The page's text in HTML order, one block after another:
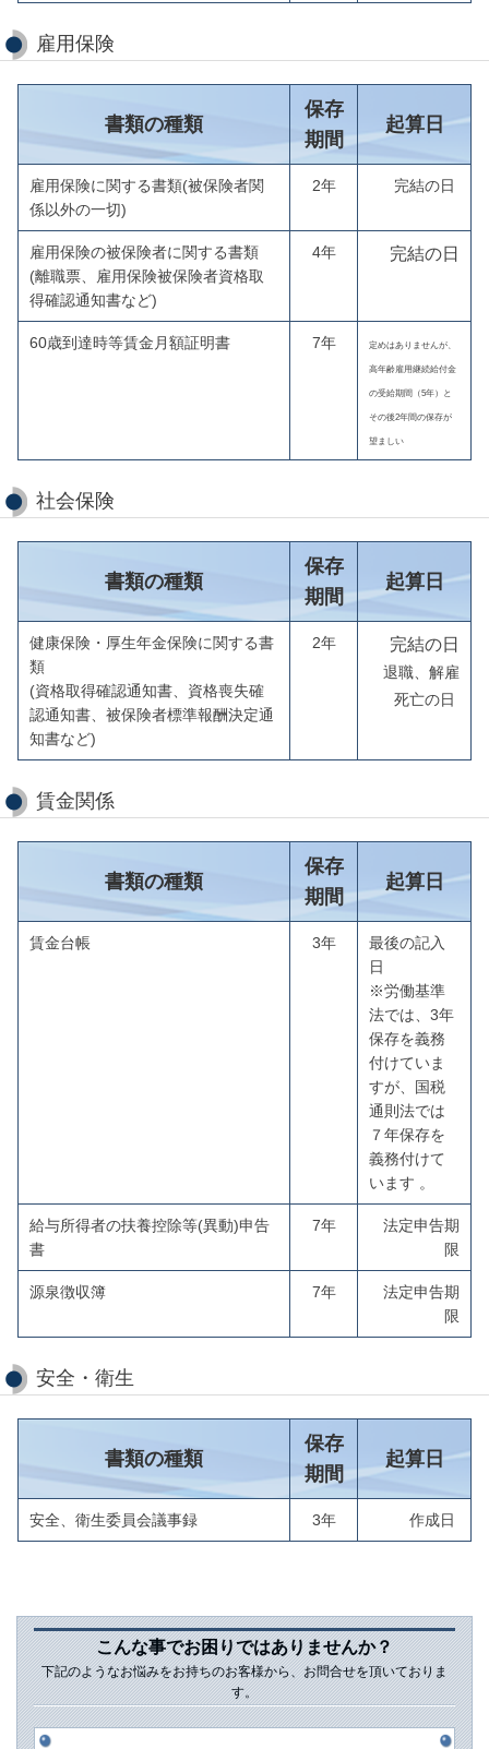
雇用保険
書類の種類
保存
期間
起算日
雇用保険に関する書類(被保険者関
係以外の一切)
2年 完結の日
雇用保険の被保険者に関する書類
(離職票、雇用保険被保険者資格取
得確認通知書など)
4年 完結の日
60歳到達時等賃金月額証明書 7年 定めはありませんが、
高年齢 雇用継続給付金
の受給期間（5年）と
その後2年間の保存が
望ましい
社会保険
書類の種類
保存
期間
起算日
健康保険・厚生年金保険に関する書
類
(資格取得確認通知書、資格喪失確
認通知書、被保険者標準報酬決定通
知書など)
2年 完結の日
退職、解雇
死亡の日
賃金関係
書類の種類
保存
期間
起算日
賃金台帳 3年
最後の記入
日
※労働基準
法では、3年
保存を義務
付けていま
すが、国税
通則法では
７年保存を
義務付けて
います 。
給与所得者の扶養控除等(異動)申告
書
7年
法定申告期
限
源泉徴収簿 7年
法定申告期
限
安全・衛生
書類の種類
保存
期間
起算日
安全、衛生委員会議事録 3年 作成日
こんな事でお困りではありませんか？
下記のようなお悩みをお持ちのお客様から、お問合せを頂いておりま
す。